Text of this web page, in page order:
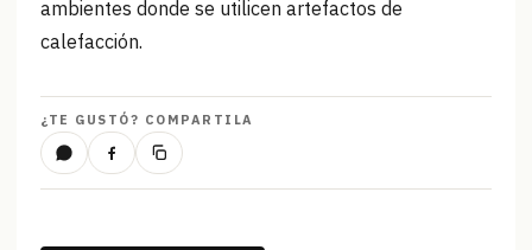
ambientes donde se utilicen artefactos de
calefacción.
¿TE GUSTÓ? COMPARTILA